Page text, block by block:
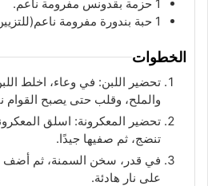
1 حزمة بقدونس مفرومة ناعم.
1 حبة بندورة مفرومة
الخطوات
تحضير اللبن: في وعاء، اخلط
والملح، وقلب حتى يصبح القوام
تحضير المعكرونة: اسلق
تنضج، ثم صفيها جيدًا.
في قدر، سخن السمنة، ثم أضف
على نار هادئة.